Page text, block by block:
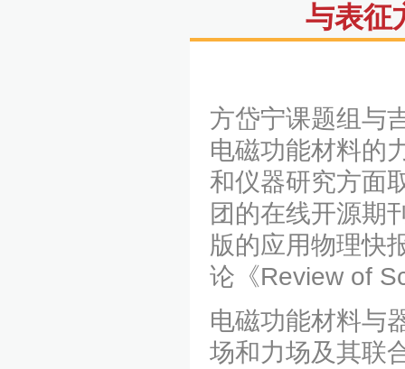
与表征
方岱宁课题组与
电磁功能材料的
和仪器研究方面
团的在线开源期
版的应用物理快
论《Review of
电磁功能材料与
场和力场及其联